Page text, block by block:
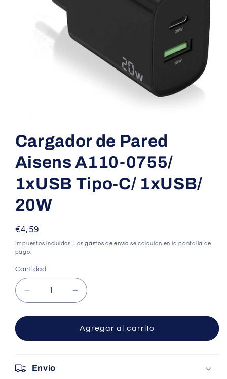
multimedia
1
en
una
ventana
Cargador de Pared
Aisens A110-0755/
1xUSB Tipo-C/ 1xUSB/
20W
Precio
habitual
€4,59
Impuestos incluidos. Losgastos de envío se calculan en la pantalla de
pago.
Cantidad
Reducir
cantidad
para
de
A110-
Aumentar
cantidad
para
Cargador
de
Agregar al carrito
Envío